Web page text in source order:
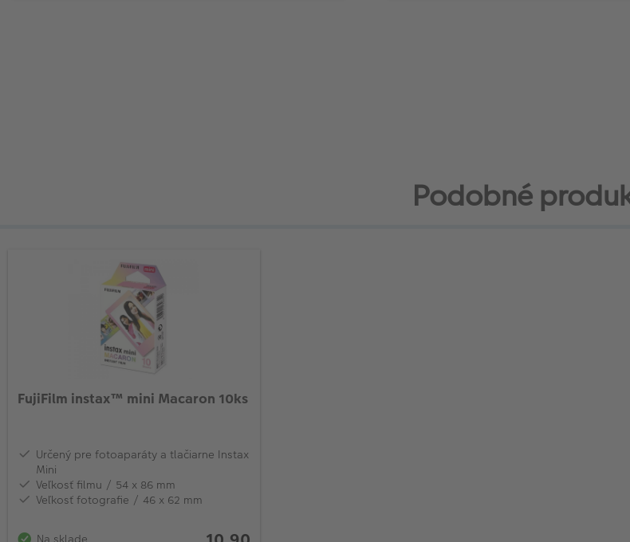
Podobné
FujiFilm instax™ mini Macaron 10ks
Určený pre fotoaparáty a tlačiarne Instax
Mini
Veľkosť filmu / 54 x 86 mm
Veľkosť fotografie / 46 x 62 mm